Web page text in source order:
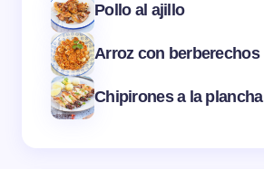
Pollo al ajillo
Arroz con berberechos
Chipirones a la plancha